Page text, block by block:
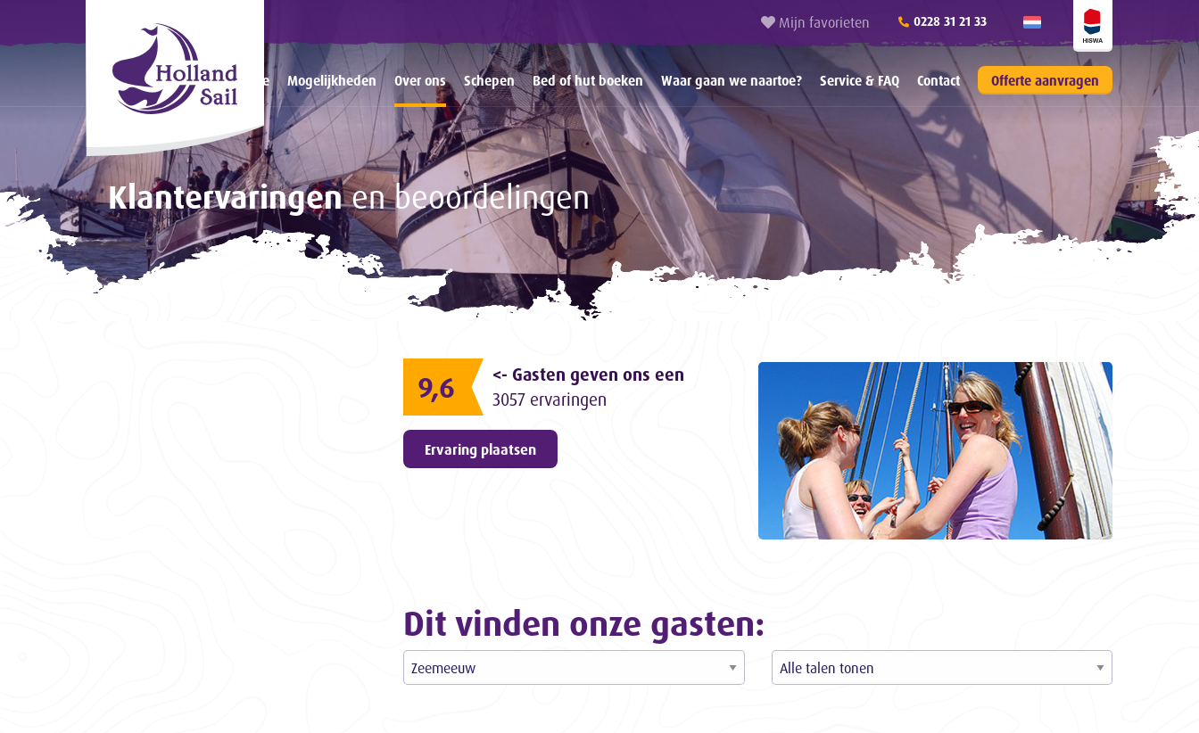
Mijn favorieten 0228 31 21 33
Home Mogelijkheden Over ons Schepen Bed of hut boeken Waar gaan we naartoe? Service & FAQ Contact Offerte aanvragen
Klantervaringenen beoordelingen
9,6
<- Gasten geven ons een
3057 ervaringen
Ervaring plaatsen
Dit vinden onze gasten: